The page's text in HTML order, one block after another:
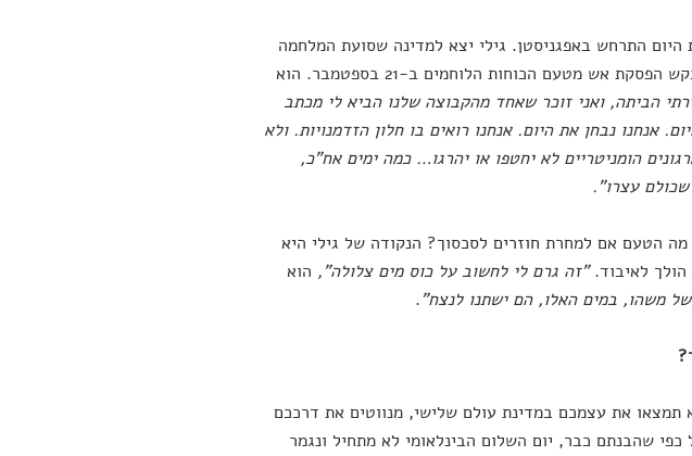
התרחש באפגניסטן. גילי יצא למדינה שסועת המלחמה
במטרה, כמעט חסרת סיכוי, להפיץ את המסר ולבקש הפסקת אש מטעם הכוחות הלוחמים ב-21 בספטמבר. הוא
הביתה, ואני זוכר שאחד מהקבוצה שלנו הביא לי מכתב
אנחנו נבחן את היום. אנחנו רואים בו חלון הזדמנויות. ולא
הומניטריים לא יחטפו או יהרגו… כמה ימים אח"כ,
הטעם אם למחרת חוזרים לסכסוך? הנקודה של גילי היא
לאיבוד."זה גרם לי לחשוב על כוס מים צלולה", הוא
משהו, במים האלו, הם ישתנו לנצח".
תמצאו את עצמכם במדינת עולם שלישי, מנווטים את דרככם
שהבנתם כבר, יום השלום הבינלאומי לא מתחיל ונגמר